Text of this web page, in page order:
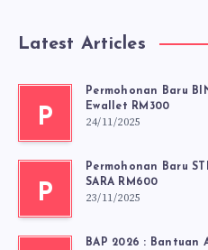
Latest Articles
P
Permohonan Baru
Ewallet RM300
24/11/2025
P
Permohonan Baru
SARA RM600
23/11/2025
BAP 2026 : Bantuan